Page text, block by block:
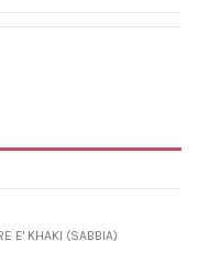
E' KHAKI (SABBIA)